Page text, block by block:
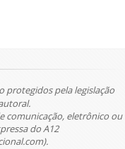
protegidos pela legislação
comunicação, eletrônico ou
do A12